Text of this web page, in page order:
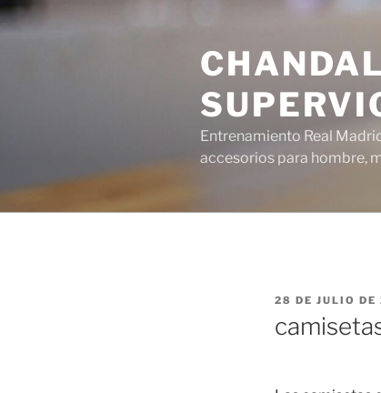
Saltar
al
Entrenamiento Real
accesorios para hombre,
PUBLICADO
28 DE JULIO DE